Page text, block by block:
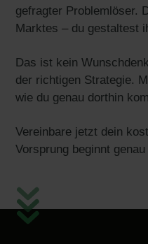
gefragter Problemlöser.
Marktes – du gestaltest
Das ist kein
der richtigen Strategie.
wie du genau dorthin
Vereinbare jetzt dein
Vorsprung beginnt